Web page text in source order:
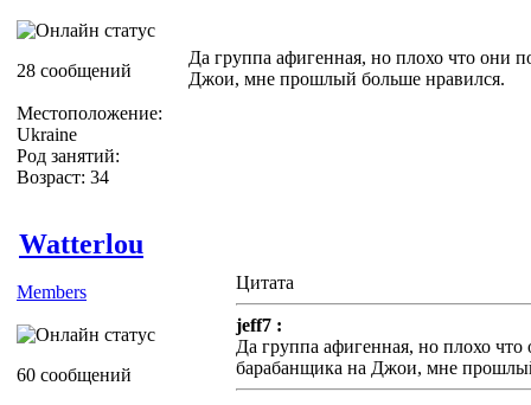
28 сообщений
Местоположение:
Ukraine
Род занятий:
Возраст: 34
Да группа афигенная, но плохо что они
Джои, мне прошлый больше нравился.
Watterlou
Members
60 сообщений
Цитата
jeff7 :
Да группа афигенная, но плохо что
барабанщика на Джои, мне